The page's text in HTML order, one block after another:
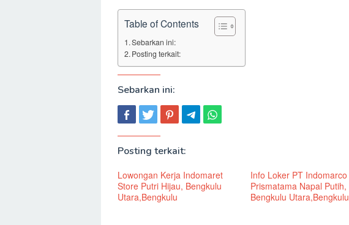
Table of Contents
Sebarkan ini:
Posting terkait:
Sebarkan ini:
Posting terkait:
Lowongan Kerja Indomaret
Store Putri Hijau, Bengkulu
Utara,Bengkulu
Info Loker PT Indomarco
Prismatama Napal Putih,
Bengkulu Utara,Bengkulu